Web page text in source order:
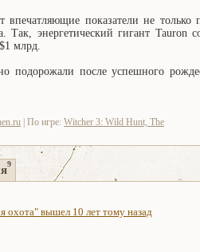
впечатляющие показатели не
Так, энергетический гигант Tauron
млрд.
подорожали после успешного
| По игре: Witcher 3: Wild Hunt, The
9
охота" вышел 10 лет тому назад